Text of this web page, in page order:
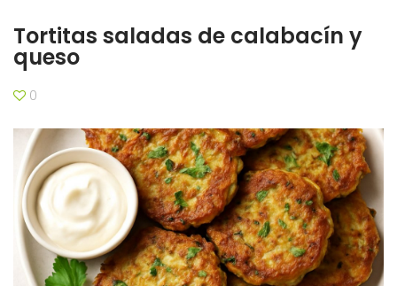
Tortitas saladas de calabacín y
queso
0